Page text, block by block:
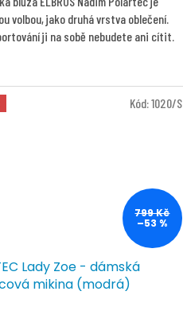
volbou, jako druhá vrstva oblečení.
ji na sobě nebudete ani cítit.
799 Kč
–53 %
Lady Zoe - dámská
mikina (modrá)
Kód:1020/S